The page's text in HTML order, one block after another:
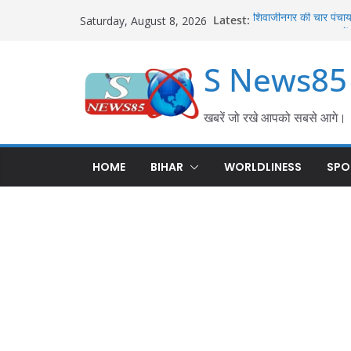
Saturday, August 8, 2026 Latest: शिवाजीनगर की चार
बल्लीपुर में महिला की
एफएसएल टीम ने जुटाए
जुलाई के हमले में कई लोग
शराब तस्करी पर सख्त
S News85
खबरें जो रखे आपको सबसे आगे।
HOME BIHAR WORLDLINESS